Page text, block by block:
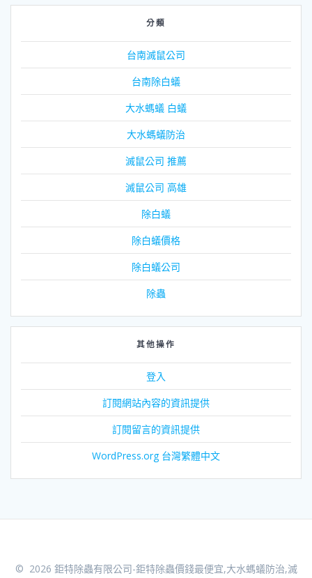
分類
台南滅鼠公司
台南除白蟻
大水螞蟻 白蟻
大水螞蟻防治
滅鼠公司 推薦
滅鼠公司 高雄
除白蟻
除白蟻價格
除白蟻公司
除蟲
其他操作
登入
訂閱網站內容的資訊提供
訂閱留言的資訊提供
WordPress.org 台灣繁體中文
© 2026 鉅特除蟲有限公司-鉅特除蟲價錢最便宜,大水螞蟻防治,滅